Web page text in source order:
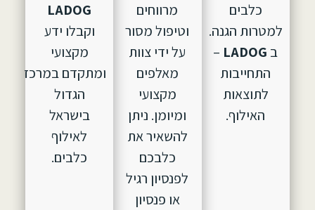
כלבים
למטרות הגנה.
ב LADOG
–
התחייבות
לתוצאות
האילוף.
מרווחים
וטיפול מסור
על ידי צוות
מאלפים
מקצועי
ומיומן. ניתן
להשאיר את
כלבכם
לפנסיון רגיל
או פנסיון
LADOG
וקבלו ידע
מקצועי
ומתקדם במרכז
הגדול
בישראל
לאילוף
כלבים.